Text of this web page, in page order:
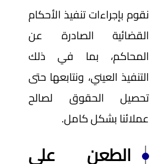
نقوم بإجراءات تنفيذ الأحكام
القضائية الصادرة عن
المحاكم، بما في ذلك
التنفيذ العيني، ونتابعها حتى
تحصيل الحقوق لصالح
عملائنا بشكل كامل.
الطعن على